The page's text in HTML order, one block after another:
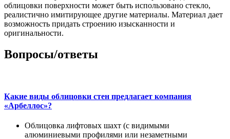
облицовки поверхности может быть использовано стекло,
реалистично имитирующее другие материалы. Материал дает
возможность придать строению изысканности и
оригинальности.
Вопросы/ответы
Какие виды облицовки стен предлагает компания
«Арбеллос»?
Облицовка лифтовых шахт (с видимыми
алюминиевыми профилями или незаметными